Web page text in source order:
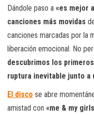
Dándole paso a «es mejor
canciones más movidas
canciones marcadas por la
liberación emocional. No
descubrimos los
ruptura inevitable junto a
El disco se abre
amistad con «me & my